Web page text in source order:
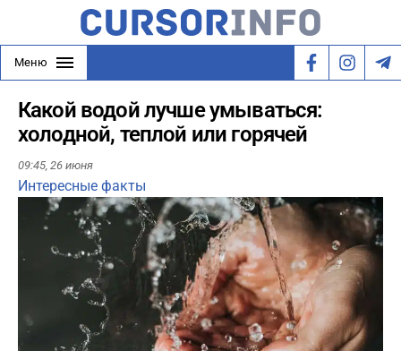
Меню
Какой водой лучше умываться:
холодной, теплой или горячей
09:45, 26 июня
Интересные факты